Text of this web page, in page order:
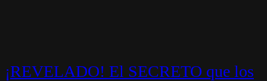
¡REVELADO! El SECRETO que los